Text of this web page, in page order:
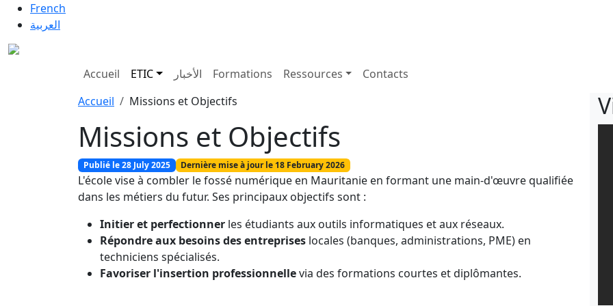
Aller au contenu principal
French
العربية
Main navigation
Accueil ETIC الأخبار Formations Ressources Contacts
Fil d'Ariane
Accueil Missions et Objectifs
Missions et Objectifs
Publié le 28 July 2025 Dernière mise à jour le 18 February 2026
L'école vise à combler le fossé numérique en Mauritanie en formant une main-d'œuvre qualifiée
dans les métiers du futur. Ses principaux objectifs sont :
Initier et perfectionner les étudiants aux outils informatiques et aux réseaux.
Répondre aux besoins des entreprises locales (banques, administrations, PME) en
techniciens spécialisés.
Favoriser l'insertion professionnellevia des formations courtes et diplômantes.